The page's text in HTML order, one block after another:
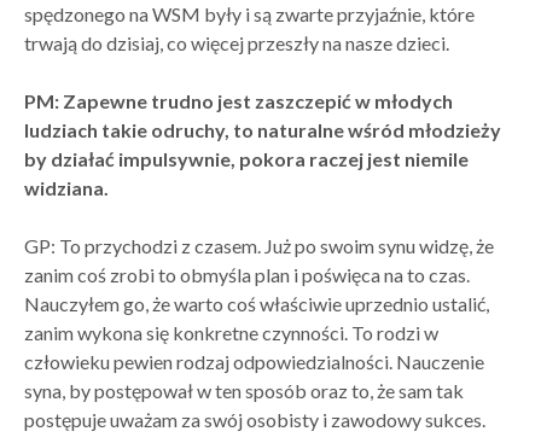
spędzonego na WSM były i są zwarte przyjaźnie, które
trwają do dzisiaj, co więcej przeszły na nasze dzieci.
PM: Zapewne trudno jest zaszczepić w młodych
ludziach takie odruchy, to naturalne wśród młodzieży
by działać impulsywnie, pokora raczej jest niemile
widziana.
GP: To przychodzi z czasem. Już po swoim synu widzę, że
zanim coś zrobi to obmyśla plan i poświęca na to czas.
Nauczyłem go, że warto coś właściwie uprzednio ustalić,
zanim wykona się konkretne czynności. To rodzi w
człowieku pewien rodzaj odpowiedzialności. Nauczenie
syna, by postępował w ten sposób oraz to, że sam tak
postępuje uważam za swój osobisty i zawodowy sukces.